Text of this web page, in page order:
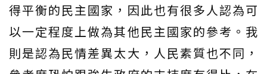
得平衡的民主國家，因此也有很多人認為可
以一定程度上做為其他民主國家的參考。我
則是認為民情差異太大，人民素質也不同，